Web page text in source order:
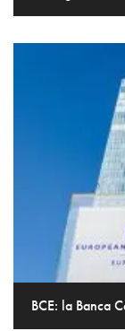
BCE: la Banca